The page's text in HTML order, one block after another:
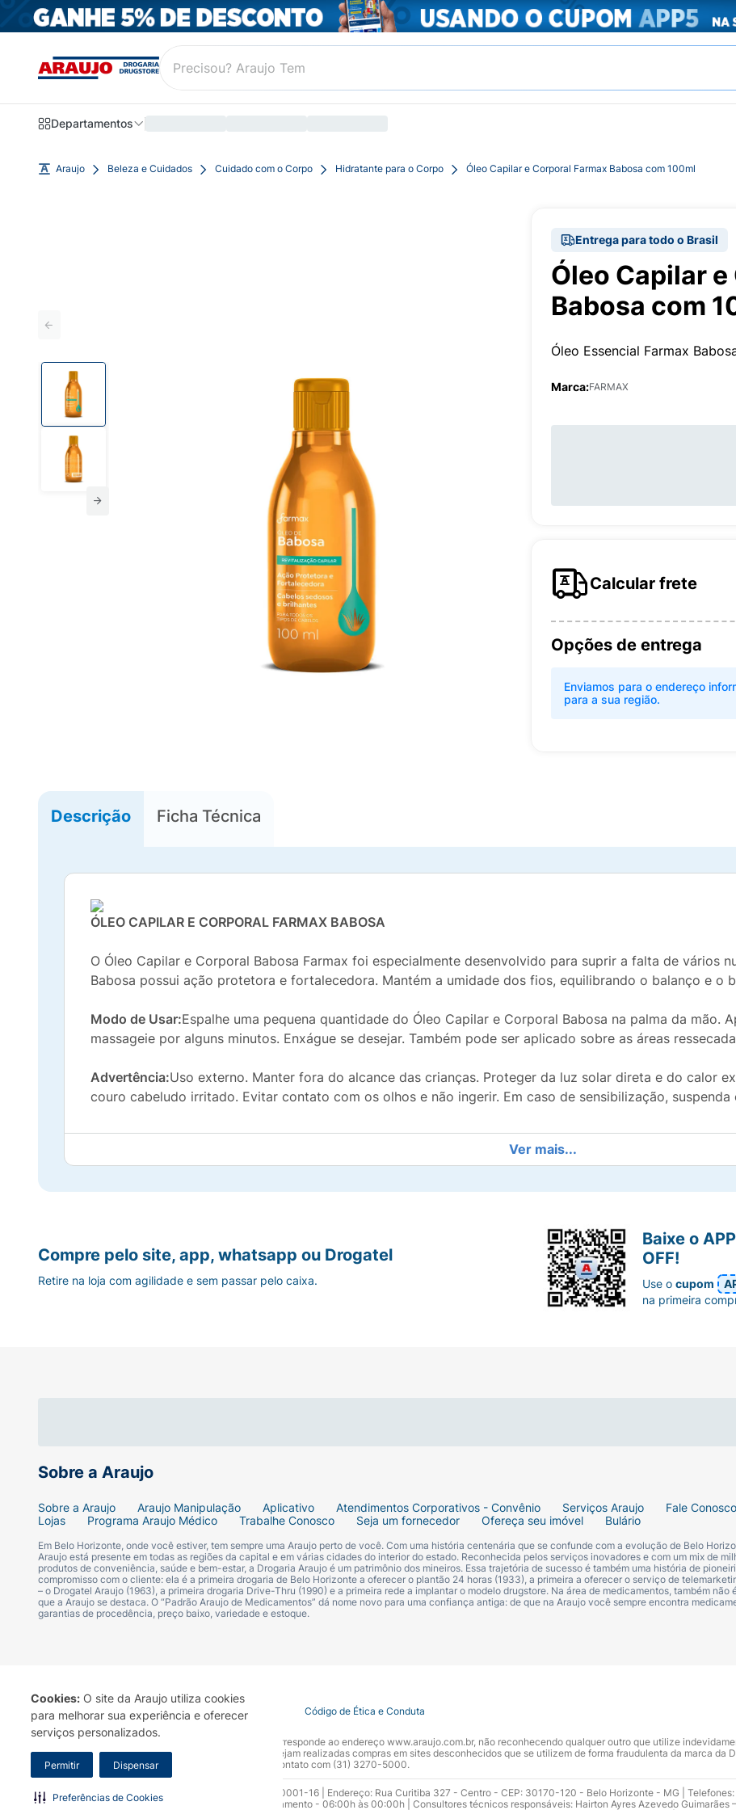
Cookies: O site da Araujo utiliza cookies
para melhorar sua experiência e oferecer
serviços personalizados.
Permitir Dispensar
Preferências de Cookies
Departamentos
Araujo Beleza e Cuidados Cuidado com o Corpo Hidratante para o Corpo Óleo Capilar e Corporal Farmax Babosa com 100ml
Entrega para todo o Brasil
Óleo Capilar
Babosa com
Óleo Essencial Farmax
Marca:FARMAX
Calcular frete
Opções de entrega
Enviamos para o endereço
para a sua região.
Descrição Ficha Técnica
ÓLEO CAPILAR E CORPORAL FARMAX BABOSA
O Óleo Capilar e Corporal Babosa Farmax foi especialmente desenvolvido para suprir a falta de vários
Babosa possui ação protetora e fortalecedora. Mantém a umidade dos fios, equilibrando o balanço e o
Modo de Usar:Espalhe uma pequena quantidade do Óleo Capilar e Corporal Babosa na palma da mão.
massageie por alguns minutos. Enxágue se desejar. Também pode ser aplicado sobre as áreas
Advertência:Uso externo. Manter fora do alcance das crianças. Proteger da luz solar direta e do calor
couro cabeludo irritado. Evitar contato com os olhos e não ingerir. Em caso de sensibilização,
Ver mais...
Sobre a Araujo
Sobre a Araujo Araujo Manipulação Aplicativo Atendimentos Corporativos - Convênio Serviços Araujo
Fale Conosco
Lojas
Programa Araujo Médico Trabalhe Conosco Seja um fornecedor Ofereça seu imóvel Bulário
Em Belo Horizonte, onde você estiver, tem sempre uma Araujo perto de você. Com uma história centenária que se confunde com a evolução de Belo
Araujo está presente em todas as regiões da capital e em várias cidades do interior do estado. Reconhecida pelos serviços inovadores e com um mix de
produtos de conveniência, saúde e bem-estar, a Drogaria Araujo é um patrimônio dos mineiros. Essa trajetória de sucesso é também uma história de
compromisso com o cliente: ela é a primeira drogaria de Belo Horizonte a oferecer o plantão 24 horas (1933), a primeira a oferecer o serviço de
– o Drogatel Araujo (1963), a primeira drogaria Drive-Thru (1990) e a primeira rede a implantar o modelo drugstore. Na área de medicamentos, também não
que a Araujo se destaca. O “Padrão Araujo de Medicamentos” dá nome novo para uma confiança antiga: de que na Araujo você sempre encontra
garantias de procedência, preço baixo, variedade e estoque.
Compre pelo site, app, whatsapp ou Drogatel
Retire na loja com agilidade e sem passar pelo caixa.
Baixe o
OFF!
Use ocupom
na primeira
Termo de Uso Portal da Privacidade Covid-19 Código de Ética e Conduta
A Drogaria Araujo S/A informa que o seu site oficial corresponde ao endereço www.araujo.com.br, não reconhecendo qualquer outro que utilize
marca. Para sua segurança recomendamos que não sejam realizadas compras em sites desconhecidos que se utilizem de forma fraudulenta da marca da
Araujo S.A. Em caso de dúvidas, gentileza entrar em contato com (31) 3270-5000.
Razão Social: Drogaria Araujo S.A | CNPJ: 17.256.512.0001-16 | Endereço: Rua Curitiba 327 - Centro - CEP: 30170-120 - Belo Horizonte - MG | Telefones:
0300.313.1010 e (31) 3270-5000 Horário de funcionamento - 06:00h às 00:00h | Consultores técnicos responsáveis: Hairton Ayres Azevedo Guimarães